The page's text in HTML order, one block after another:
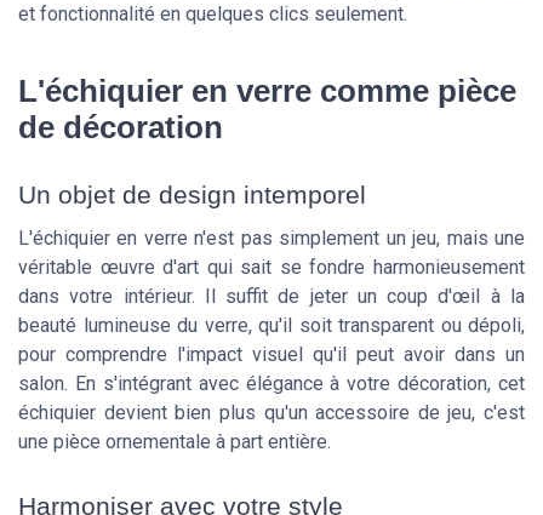
et fonctionnalité en quelques clics seulement.
L'échiquier en verre comme pièce
de décoration
Un objet de design intemporel
L'échiquier en verre n'est pas simplement un jeu, mais une
véritable œuvre d'art qui sait se fondre harmonieusement
dans votre intérieur. Il suffit de jeter un coup d'œil à la
beauté lumineuse du verre, qu'il soit transparent ou dépoli,
pour comprendre l'impact visuel qu'il peut avoir dans un
salon. En s'intégrant avec élégance à votre décoration, cet
échiquier devient bien plus qu'un accessoire de jeu, c'est
une pièce ornementale à part entière.
Harmoniser avec votre style